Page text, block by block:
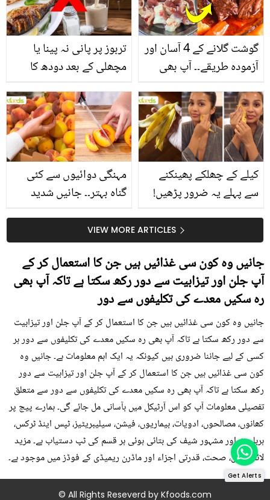
تربوز پر پانی نہ پینا یا
مچھلی کے بعد دودھ کا
سے متعلق غلط فہمیوں کی
حقیقت کیا ہے اور افواہ
کیا؟
گوشت گلانے کے 4 آسان اور
آزمودہ طریقے۔۔ آپ بھی
بتائے راز
مہنگی دوائیوں سے کئی
گناہ بہتر۔۔ جانیں شدید
کیوں کھانا چاہیے؟
کیلے کے چھلکے پھینکنے
سے پہلے یہ ضرور پڑھیں!
سستا اور قدرتی حلVIEW MORE ARTICLES
جانیں وہ کون سی غذائیں ہیں جن کا استعمال کر کے
آپ جلن اور تیزابیت سے دور رکھ سکتا ہے تاکہ آپ بھی
رہ سکیں معدے کی تکلیفوں سے دور
جانیں وہ کون سی غذائیں ہیں جن کا استعمال کر کے آپ جلن اور تیزابیت
سے دور رکھ سکتا ہے تاکہ آپ بھی رہ سکیں معدے کی تکلیفوں سے دور ہر
کسی کے لیے جاننا ضروری ہیں کیونکہ یہ ایک اہم معلومات ہے۔ جانیں وہ
کون سی غذائیں ہیں جن کا استعمال کر کے آپ جلن اور تیزابیت سے دور
رکھ سکتا ہے تاکہ آپ بھی رہ سکیں معدے کی تکلیفوں سے دور سے متعلق
تفصیلی معلومات آپ کو اس آرٹیکل میں بآسانی مل جائے گی۔ ہمارے پیج پر
کھانوں، مصالحوں، ادویات، بیماریوں، فیشن، سیلیبریٹیز، ٹپس اینڈ ٹرکس،
ہربلسٹ اور مشہور شیف کی بتائی ہوئی ہر قسم کی ٹپ دستیاب ہے۔ مزید
لائف ٹپس، صحت، قدرتی اجزاء اور ماڈرن ریمیڈی کے فوڈز میں موجود ہے۔
© All Rights Reseverd by Kfoods.com
Get Alerts